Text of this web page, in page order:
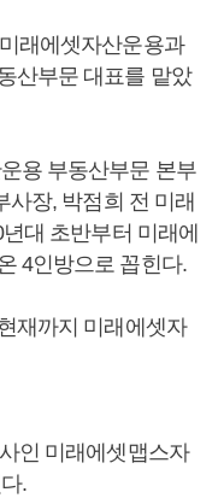
래에셋자산운용과
산부문 대표를 맡았
용 부동산부문 본부
사장, 박점희 전 미래
대 초반부터 미래에
4인방으로 꼽힌다.
재까지 미래에셋자
인 미래에셋맵스자
.